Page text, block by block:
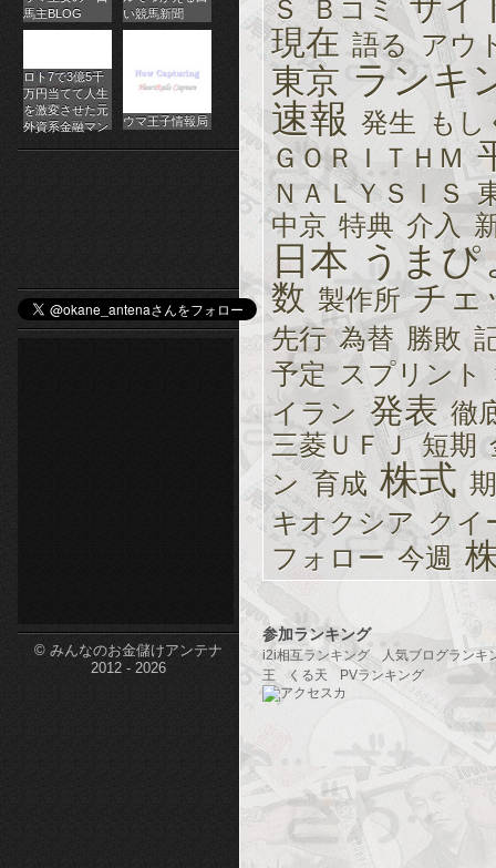
ロ
オ
ン
ラ
イ
ン
カ
ジ
ノ
etc-
馬主BLOG
い競馬新聞
ロト7で3億5千
万円当てて人生
を激変させた元
外資系金融マン
ウマ王子情報局
© みんなのお金儲けアンテナ
2012 - 2026
Ｓ Ｂコミ
現在 語る アウ
東京 ランキ
速報 発生
もし
ＧＯＲＩＴＨＭ
ＮＡＬＹＳＩＳ
中京 特典 介入
日本 うまぴ
数 製作所 チェ
先行 為替 勝敗
予定
スプリント
イラン 発表 徹
三菱ＵＦＪ 短期
ン 育成 株式
キオクシア クイ
フォロー 今週
参加ランキング
i2i相互ランキング
人気ブログランキ
王
くる天 PVランキング